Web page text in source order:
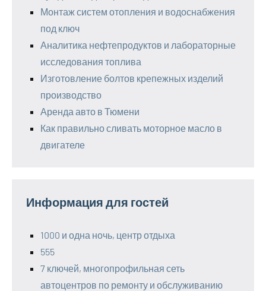
Монтаж систем отопления и водоснабжения
под ключ
Аналитика нефтепродуктов и лабораторные
исследования топлива
Изготовление болтов крепежных изделий
производство
Аренда авто в Тюмени
Как правильно сливать моторное масло в
двигателе
Информация для гостей
1000 и одна ночь, центр отдыха
555
7 ключей, многопрофильная сеть
автоцентров по ремонту и обслуживанию